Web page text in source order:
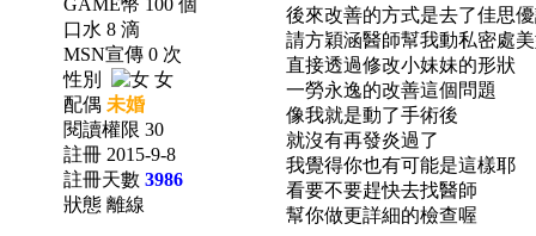
GAME幣 100 個
口水 8 滴
MSN宣傳 0 次
性別
女
配偶 未婚
閱讀權限 30
註冊 2015-9-8
註冊天數 3986
狀態 離線
後來改善的方式是去了佳思
請方穎涵醫師幫我動私密處
直接透過修改小妹妹的形狀
一勞永逸的改善這個問題
像我就是動了手術後
就沒有再發炎過了
我覺得你也有可能是這樣耶
看要不要趕快去找醫師
幫你做更詳細的檢查喔